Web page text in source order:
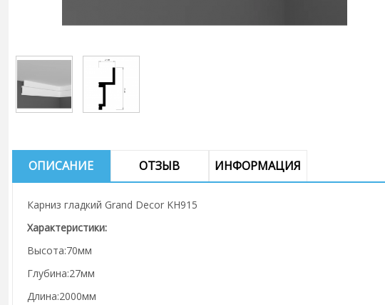
ОПИСАНИЕ ОТЗЫВ ИНФОРМАЦИЯ
Карниз гладкий Grand Decor KH915
Характеристики:
Высота:70мм
Глубина:27мм
Длина:2000мм